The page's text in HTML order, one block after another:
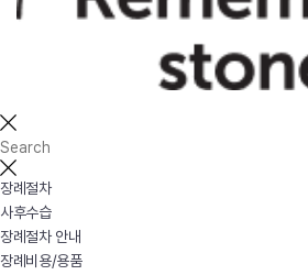
장례절차
사후수습
장례절차 안내
장례비용/용품